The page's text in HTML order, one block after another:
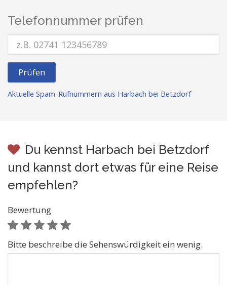
Telefonnummer prüfen
Prüfen
Aktuelle Spam-Rufnummern aus Harbach bei Betzdorf
Du kennst Harbach bei Betzdorf
und kannst dort etwas für eine Reise
empfehlen?
Bewertung
Bitte beschreibe die Sehenswürdigkeit ein wenig.